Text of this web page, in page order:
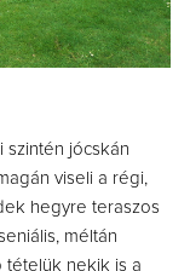
szintén jócskán
viseli a régi,
hegyre teraszos
méltán
tételük nekik is a